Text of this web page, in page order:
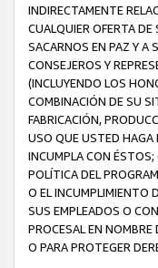
INDIRECTAMENTE
CUALQUIER OFERTA
SACARNOS EN PAZ Y A
CONSEJEROS Y
(INCLUYENDO LOS
COMBINACIÓN DE SU
FABRICACIÓN,
USO QUE USTED HAGA
INCUMPLA CON ÉSTOS;
POLÍTICA DEL
O EL INCUMPLIMIENTO
SUS EMPLEADOS O
PROCESAL EN
O PARA PROTEGER